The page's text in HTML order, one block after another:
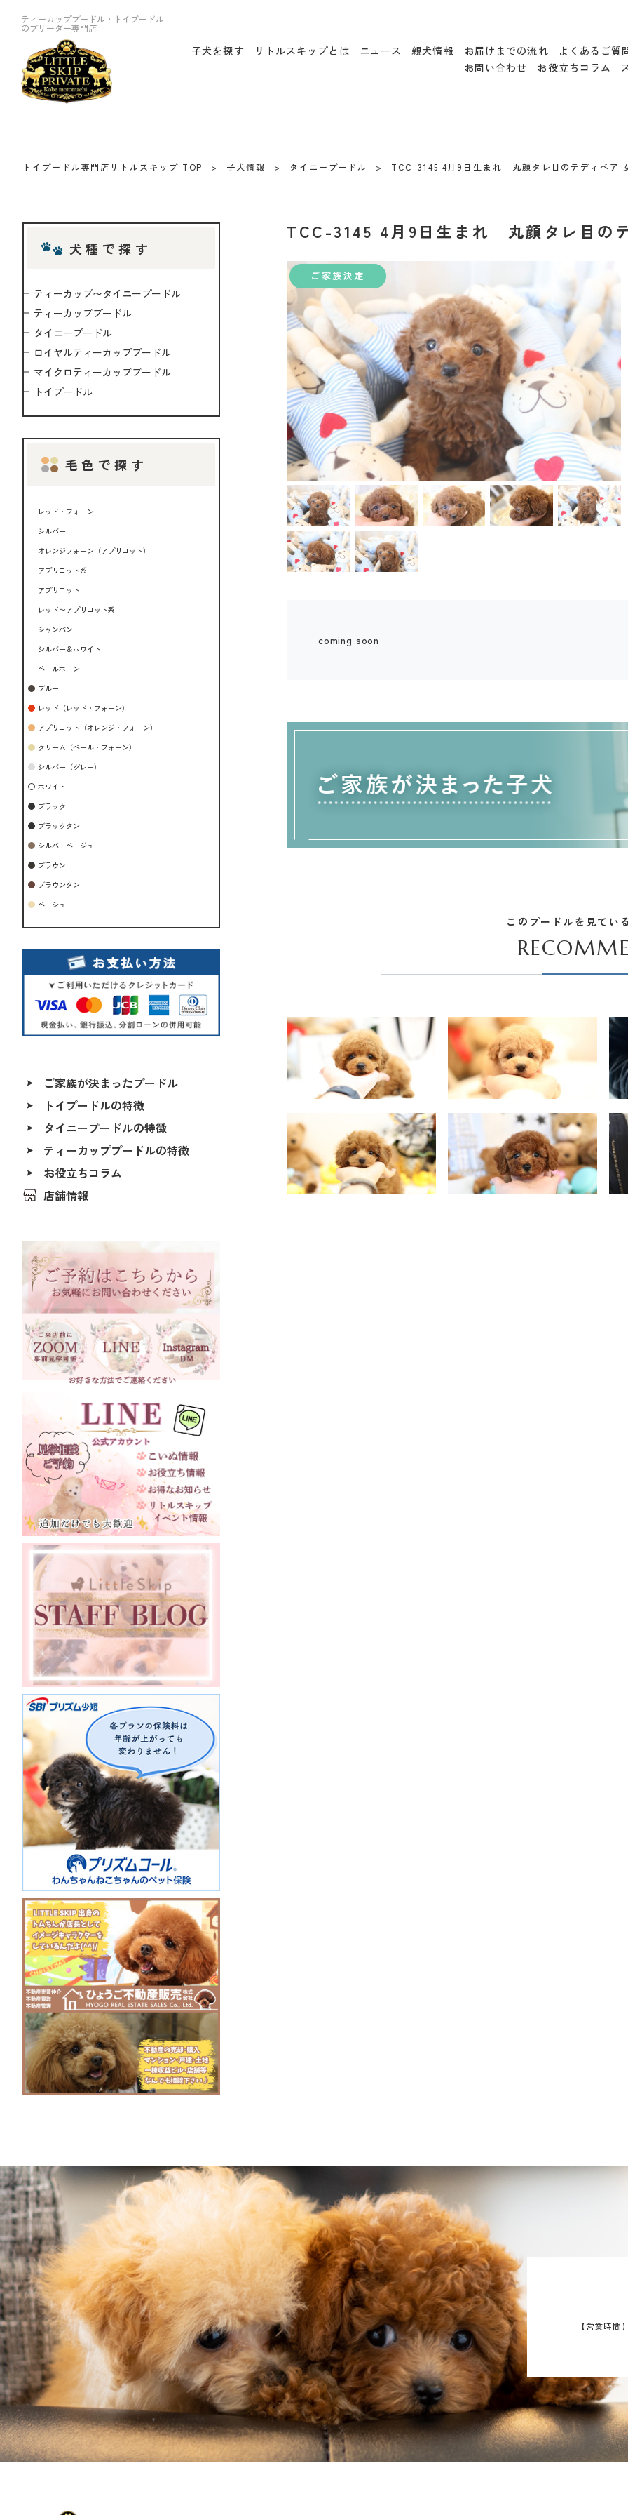
ティーカッププードル・トイプードル
のブリーダー専門店
子犬を探す リトルスキップとは ニュース 親犬情報 お届けまでの流れ
よくあるご質
お問い合わせ
お役立ちコラム
トイプードル専門店リトルスキップ TOP 子犬情報 タイニープードル TCC-3145 4月9日生まれ 丸顔タレ目のテディベア
TCC-3145 4月9日生まれ 丸顔タレ目の
ご家族決定
coming soon
このプードルを見てい
犬種で探す
ティーカップ〜タイニープードル
ティーカッププードル
タイニープードル
ロイヤルティーカッププードル
マイクロティーカッププードル
トイプードル
毛色で探す
レッド・フォーン
シルバー
オレンジフォーン（アプリコット）
アプリコット系
アプリコット
レッド〜アプリコット系
シャンパン
シルバー＆ホワイト
ペールホーン
ブルー
レッド（レッド・フォーン）
アプリコット（オレンジ・フォーン）
クリーム（ペール・フォーン）
シルバー（グレー）
ホワイト
ブラック
ブラックタン
シルバーベージュ
ブラウン
ブラウンタン
ベージュ
ご家族が決まったプードル
ALL
香川県
北海道
福島県
茨城県
埼玉県
神奈川県
石川県
福井県
岐阜県
静岡県
長野県
愛知県
三重県
滋賀県
兵庫県
奈良県
和歌山県
鳥取県
島根県
岡山県
広島県
山口県
愛媛県
福岡県
宮崎県
鹿児島県
香川県
トイプードルの特徴
タイニープードルの特徴
ティーカッププードルの特徴
お役立ちコラム
店舗情報
【営業時